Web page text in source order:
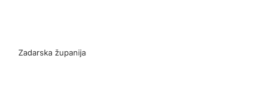
Zadarska županija